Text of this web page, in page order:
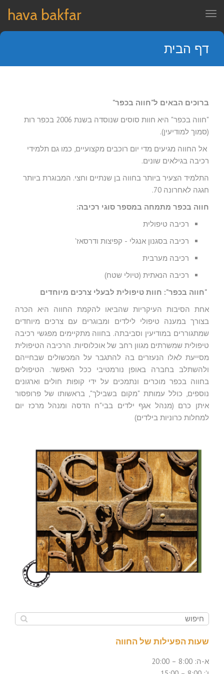
hava bakfar תפריט
דף הבית
ברוכים הבאים ל"חווה בכפר"
"חווה בכפר" היא חוות סוסים שנוסדה בשנת 2006 בכפר רות
(סמוך למודיעין).
אל החווה מגיעים מדי יום רוכבים מקצועיים, כמו גם תלמידי
רכיבה בגילאים שונים.
התלמיד הצעיר ביותר בחווה בן שנתיים וחצי. המבוגרת ביותר
חגגה לאחרונה 70.
חווה בכפר מתמחה במספר סוגי רכיבה:
רכיבה טיפולית
רכיבה בסגנון אנגלי - קפיצות ודרסאז'
רכיבה מערבית
רכיבה הנאתית (טיולי שטח)
"חווה בכפר": חוות טיפולית לבעלי צרכים מיוחדים
אחת הסיבות העיקריות שהביאו להקמת החווה היא הכרה
בצורך במענה טיפולי לילדים ומבוגרים עם צרכים מיוחדים
שמתגוררים במודיעין וסביבתה. בחווה מתקיימים מפגשי רכיבה
טיפולית שמשרתים מגוון רחב של אוכלוסיות. הרכיבה הטיפולית
מסייעת לאלו הנעזרים בה להתגבר על המכשולים שבחייהם
ולהשתלב בחברה באופן נורמטיבי ככל האפשר. הטיפולים
בחווה בכפר מוכרים ונתמכים על ידי קופות חולים וארגונים
נוספים, כולל עמותת "מקום בשבילך", בראשותו של פרופסור
איתן כרם (מנהל אגף ילדים בבי"ח הדסה ומנהל מרכז יום
למחלות כרוניות בילדים)
שעות הפעילות של החווה
א-ה: 8:00 – 20:00